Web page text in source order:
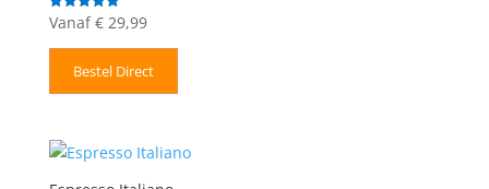
Gewaardeerd
5.00
uit 5
Vanaf €29,99
Bestel Direct